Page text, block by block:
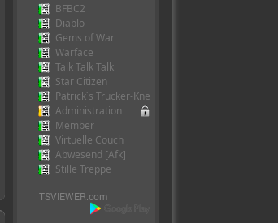
BFBC2
Diablo
Gems of War
Warface
Talk Talk Talk
Star Citizen
Patrick´s Trucker-Kneipe
Administration
Member
Virtuelle Couch
Abwesend [Afk]
Stille Treppe